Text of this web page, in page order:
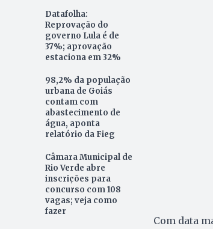
Datafolha:
Reprovação do
governo Lula é de
37%; aprovação
estaciona em 32%
98,2% da população
urbana de Goiás
contam com
abastecimento de
água, aponta
relatório da Fieg
Câmara Municipal de
Rio Verde abre
inscrições para
concurso com 108
vagas; veja como
fazer
Com data